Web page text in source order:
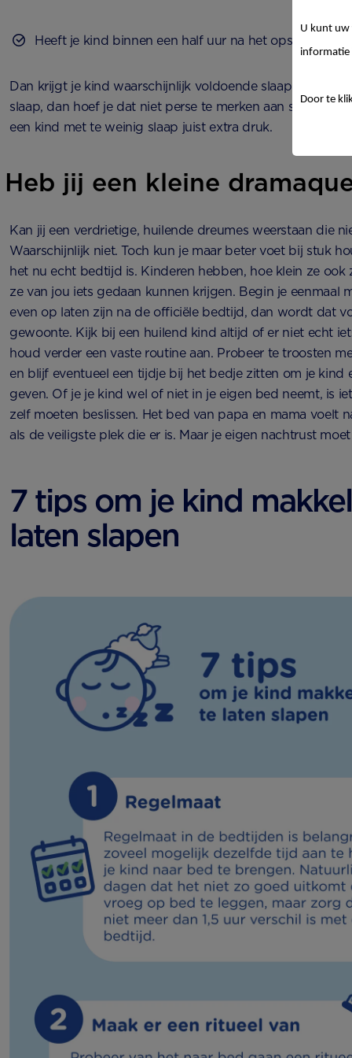
Heeft je kind binnen een half uur na het opstaan trek
Dan krijgt je kind waarschijnlijk voldoende slaap. Krijgt je
slaap, dan hoef je dat niet perse te merken aan
een kind met te weinig slaap juist extra druk.
Heb jij een kleine
Kan jij een verdrietige, huilende dreumes weerstaan die
Waarschijnlijk niet. Toch kun je maar beter voet bij stuk
het nu echt bedtijd is. Kinderen hebben, hoe klein ze ook
ze van jou iets gedaan kunnen krijgen. Begin je eenmaal
even op laten zijn na de officiële bedtijd, dan wordt dat
gewoonte. Kijk bij een huilend kind altijd of er niet echt
houd verder een vaste routine aan. Probeer te troosten
en blijf eventueel een tijdje bij het bedje zitten om je kind
geven. Of je je kind wel of niet in je eigen bed neemt, is
zelf moeten beslissen. Het bed van papa en mama voelt
als de veiligste plek die er is. Maar je eigen nachtrust
7 tips om je kind
laten slapen
U kunt uw
informatie
Door te